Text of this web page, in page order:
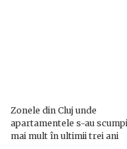
Zonele din Cluj unde
apartamentele s-au
mai mult în ultimii trei ani